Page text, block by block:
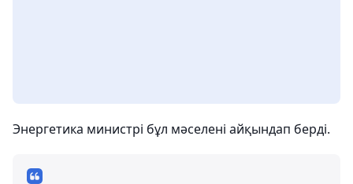
Энергетика министрі бұл мәселені айқындап берді.